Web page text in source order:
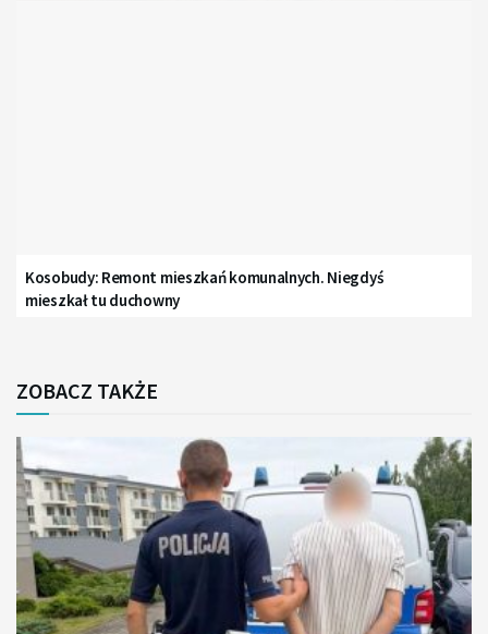
Kosobudy: Remont mieszkań komunalnych. Niegdyś
mieszkał tu duchowny
ZOBACZ TAKŻE